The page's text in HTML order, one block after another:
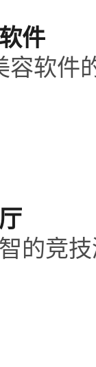
件
容软件
的竞